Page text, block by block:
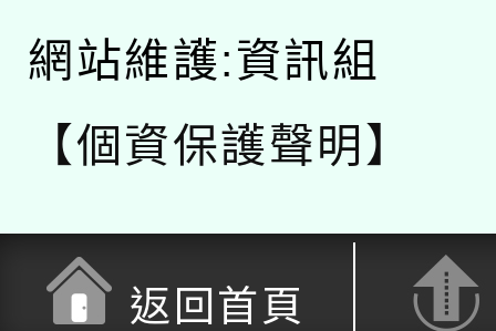
網站維護:資訊組
【個資保護聲明】
返回首頁